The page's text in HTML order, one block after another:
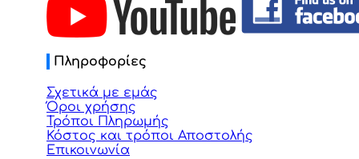
Πληροφορίες
Σχετικά με εμάς
Όροι χρήσης
Τρόποι Πληρωμής
Κόστος και τρόποι Αποστολής
Επικοινωνία